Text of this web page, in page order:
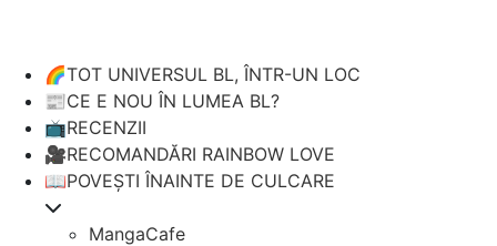
🌈TOT UNIVERSUL BL, ÎNTR-UN LOC
📰CE E NOU ÎN LUMEA BL?
📺RECENZII
🎥RECOMANDĂRI RAINBOW LOVE
📖POVEȘTI ÎNAINTE DE CULCARE
MangaCafe